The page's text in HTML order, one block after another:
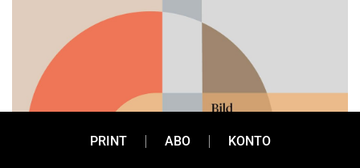
PRINT ABO KONTO